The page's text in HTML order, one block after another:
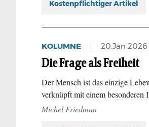
Kostenpflichtiger Artikel
KOLUMNE 20.Jan 2026
Die Frage als Freiheit
Der Mensch ist das einzige
verknüpft mit einem
Michel Friedman